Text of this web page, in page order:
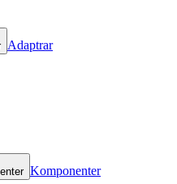
Adaptrar
Komponenter